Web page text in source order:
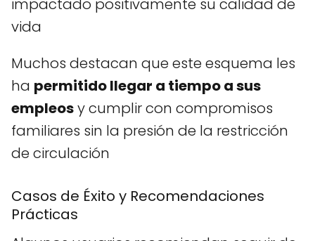
impactado positivamente su calidad de
vida
Muchos destacan que este esquema les
ha permitido llegar a tiempo a sus
empleosy cumplir con compromisos
familiares sin la presión de la restricción
de circulación
Casos de Éxito y Recomendaciones
Prácticas